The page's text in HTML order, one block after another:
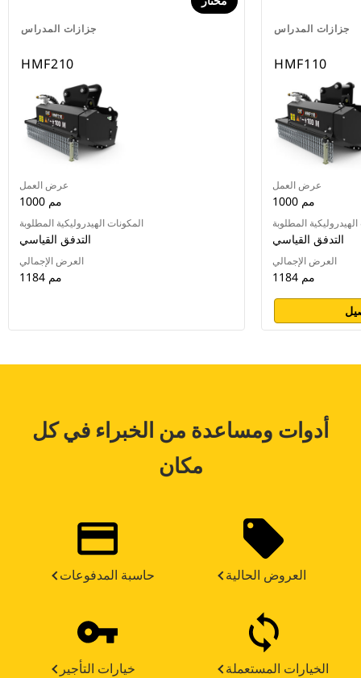
جزازات المدراس
HMF210
عرض العمل
1000 مم
المكونات الهيدروليكية المطلوبة
التدفق القياسي
العرض الإجمالي
1184 مم
جزازات المدراس
HMF110
عرض العمل
1000 مم
المطلوبة
التدفق القياسي
العرض الإجمالي
1184 مم
أدوات ومساعدة من الخبراء في كل
مكان
حاسبة المدفوعات العروض الحالية
خيارات التأجير الخيارات المستعملة